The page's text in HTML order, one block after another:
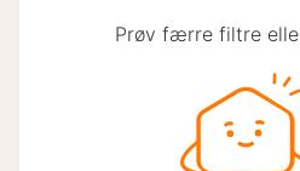
Prøv færre filtre